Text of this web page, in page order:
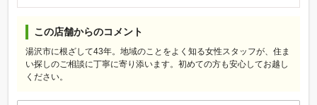
この店舗からのコメント
湯沢市に根ざして43年。地域のことをよく知る女性スタッフが、住ま
い探しのご相談に丁寧に寄り添います。初めての方も安心してお越し
ください。